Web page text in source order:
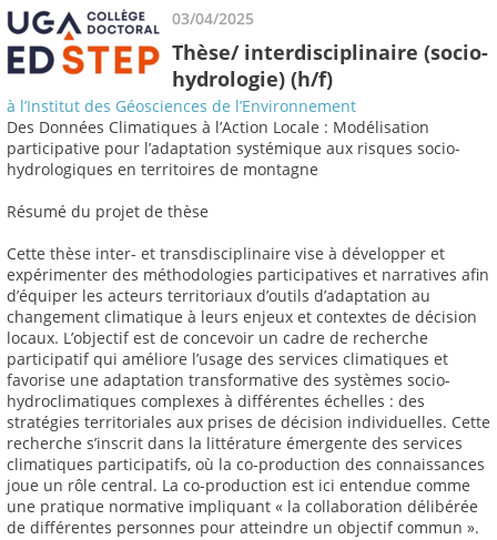
03/04/2025
Thèse/ interdisciplinaire (socio-
hydrologie) (h/f)
à l’Institut des Géosciences de l’Environnement
Des Données Climatiques à l’Action Locale : Modélisation
participative pour l’adaptation systémique aux risques socio-
hydrologiques en territoires de montagne
Résumé du projet de thèse
Cette thèse inter- et transdisciplinaire vise à développer et
expérimenter des méthodologies participatives et narratives afin
d’équiper les acteurs territoriaux d’outils d’adaptation au
changement climatique à leurs enjeux et contextes de décision
locaux. L’objectif est de concevoir un cadre de recherche
participatif qui améliore l’usage des services climatiques et
favorise une adaptation transformative des systèmes socio-
hydroclimatiques complexes à différentes échelles : des
stratégies territoriales aux prises de décision individuelles. Cette
recherche s’inscrit dans la littérature émergente des services
climatiques participatifs, où la co-production des connaissances
joue un rôle central. La co-production est ici entendue comme
une pratique normative impliquant « la collaboration délibérée
de différentes personnes pour atteindre un objectif commun ».